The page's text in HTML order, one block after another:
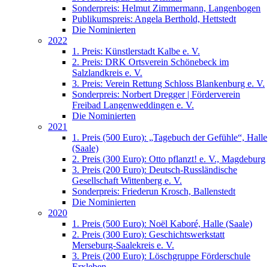
Sonderpreis: Helmut Zimmermann, Langenbogen
Publikumspreis: Angela Berthold, Hettstedt
Die Nominierten
2022
1. Preis: Künstlerstadt Kalbe e. V.
2. Preis: DRK Ortsverein Schönebeck im
Salzlandkreis e. V.
3. Preis: Verein Rettung Schloss Blankenburg e. V.
Sonderpreis: Norbert Dregger | Förderverein
Freibad Langenweddingen e. V.
Die Nominierten
2021
1. Preis (500 Euro): „Tagebuch der Gefühle“, Halle
(Saale)
2. Preis (300 Euro): Otto pflanzt! e. V., Magdeburg
3. Preis (200 Euro): Deutsch-Russländische
Gesellschaft Wittenberg e. V.
Sonderpreis: Friederun Krosch, Ballenstedt
Die Nominierten
2020
1. Preis (500 Euro): Noël Kaboré, Halle (Saale)
2. Preis (300 Euro): Geschichtswerkstatt
Merseburg-Saalekreis e. V.
3. Preis (200 Euro): Löschgruppe Förderschule